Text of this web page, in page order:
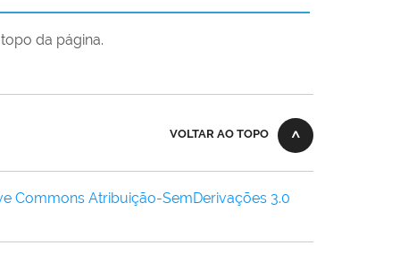
da página.
VOLTAR AO TOPO
Commons Atribuição-SemDerivações 3.0